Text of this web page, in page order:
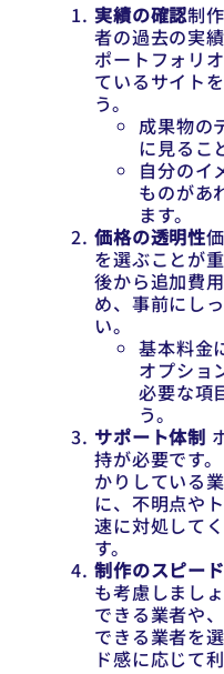
実績の確認制
者の過去の実
ポートフォリ
ているサイト
う。
成果物の
に見るこ
自分のイ
ものがあ
ます。
価格の透明性
を選ぶことが
後から追加費
め、事前にし
い。
基本料金
オプショ
必要な項
う。
サポート体制
持が必要です
かりしている
に、不明点や
速に対処して
す。
制作のスピード
も考慮しまし
できる業者や
できる業者を
ド感に応じて